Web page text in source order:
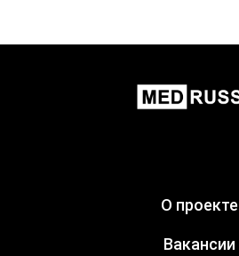
О проекте
Вакансии